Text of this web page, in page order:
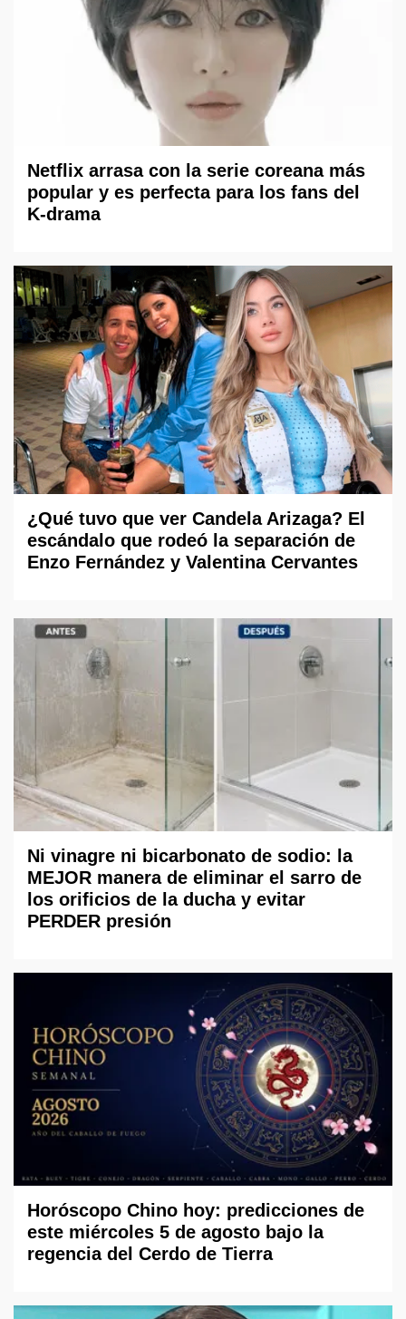
Netflix arrasa con la serie coreana más
popular y es perfecta para los fans del
K-drama
¿Qué tuvo que ver Candela Arizaga? El
escándalo que rodeó la separación de
Enzo Fernández y Valentina Cervantes
Ni vinagre ni bicarbonato de sodio: la
MEJOR manera de eliminar el sarro de
los orificios de la ducha y evitar
PERDER presión
Horóscopo Chino hoy: predicciones de
este miércoles 5 de agosto bajo la
regencia del Cerdo de Tierra